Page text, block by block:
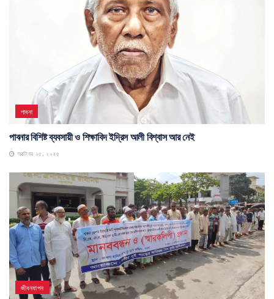
পাবনা
পাবনার বিশিষ্ট ব্যবসায়ী ও শিক্ষাবিদ ইদ্রিস আলী বিশ্বাস আর নেই
অক্টোবর ২৫, ২০২৫
জীবনযাপন